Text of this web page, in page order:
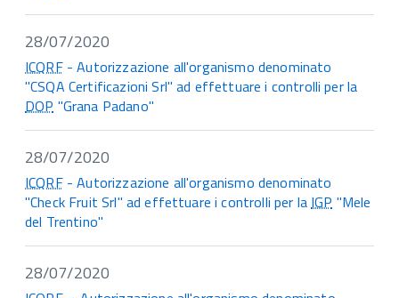
28/07/2020
ICQRF- Autorizzazione all'organismo denominato
"CSQA Certificazioni Srl" ad effettuare i controlli per la
DOP "Grana Padano"
28/07/2020
ICQRF- Autorizzazione all'organismo denominato
"Check Fruit Srl" ad effettuare i controlli per laIGP "Mele
del Trentino"
28/07/2020